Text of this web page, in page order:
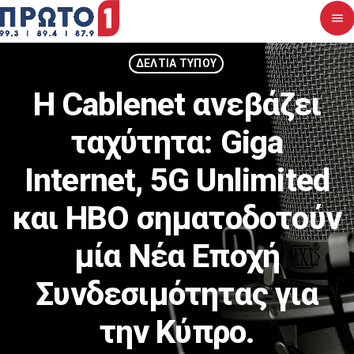
menu
close
Αρχική
Σχετικά με εμάς
Νέα
Διαγωνισμοί
Επικοινωνία
ΔΕΛΤΙΑ ΤΥΠΟΥ
Η Cablenet ανεβάζει
ταχύτητα: Giga
Internet, 5G Unlimited
και HBO σηματοδοτούν
μία Νέα Εποχή
Συνδεσιμότητας για
την Κύπρο.